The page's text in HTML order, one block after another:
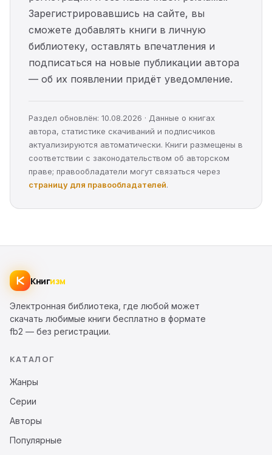
Зарегистрировавшись на сайте, вы
сможете добавлять книги в личную
библиотеку, оставлять впечатления и
подписаться на новые публикации автора
— об их появлении придёт уведомление.
Раздел обновлён: 10.08.2026 · Данные о книгах
автора, статистике скачиваний и подписчиков
актуализируются автоматически. Книги размещены в
соответствии с законодательством об авторском
праве; правообладатели могут связаться через
страницу для правообладателей.
Книгизм
Электронная библиотека, где любой может
скачать любимые книги бесплатно в формате
fb2 — без регистрации.
КАТАЛОГ
Жанры
Серии
Авторы
Популярные